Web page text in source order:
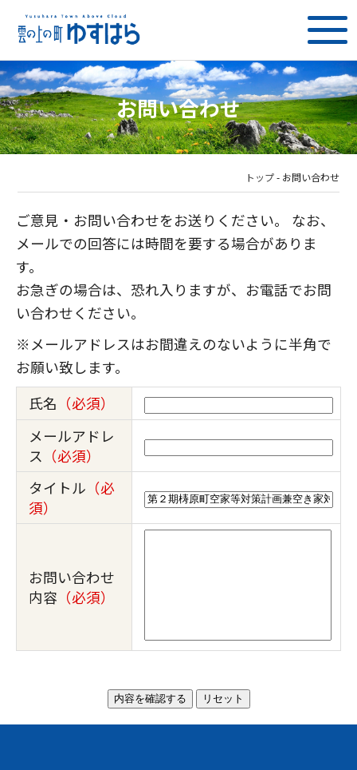
お問い合わせ
トップ - お問い合わせ
ご意見・お問い合わせをお送りください。 なお、
メールでの回答には時間を要する場合がありま
す。
お急ぎの場合は、恐れ入りますが、お電話でお問
い合わせください。
※メールアドレスはお間違えのないように半角で
お願い致します。
氏名 （必須）
メールアドレ
ス （必須）
タイトル （必
須）
お問い合わせ
内容 （必須）